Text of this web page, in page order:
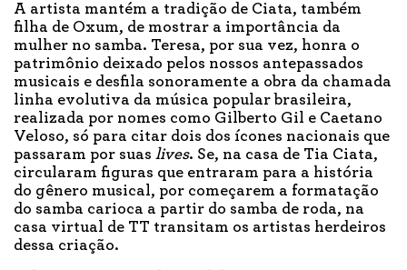
A artista mantém a tradição de Ciata, também
filha de Oxum, de mostrar a importância da
mulher no samba. Teresa, por sua vez, honra o
patrimônio deixado pelos nossos antepassados
musicais e desfila sonoramente a obra da chamada
linha evolutiva da música popular brasileira,
realizada por nomes como Gilberto Gil e Caetano
Veloso, só para citar dois dos ícones nacionais que
passaram por suas lives. Se, na casa de Tia Ciata,
circularam figuras que entraram para a história
do gênero musical, por começarem a formatação
do samba carioca a partir do samba de roda, na
casa virtual de TT transitam os artistas herdeiros
dessa criação.